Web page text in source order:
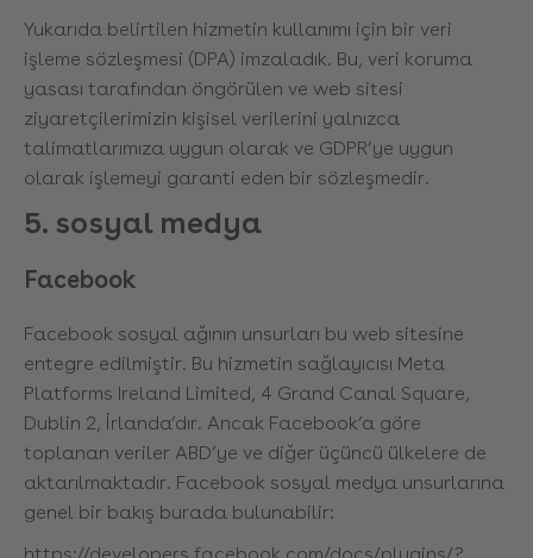
Yukarıda belirtilen hizmetin kullanımı için bir veri
işleme sözleşmesi (DPA) imzaladık. Bu, veri koruma
yasası tarafından öngörülen ve web sitesi
ziyaretçilerimizin kişisel verilerini yalnızca
talimatlarımıza uygun olarak ve GDPR’ye uygun
olarak işlemeyi garanti eden bir sözleşmedir.
5. sosyal medya
Facebook
Facebook sosyal ağının unsurları bu web sitesine
entegre edilmiştir. Bu hizmetin sağlayıcısı Meta
Platforms Ireland Limited, 4 Grand Canal Square,
Dublin 2, İrlanda’dır. Ancak Facebook’a göre
toplanan veriler ABD’ye ve diğer üçüncü ülkelere de
aktarılmaktadır. Facebook sosyal medya unsurlarına
genel bir bakış burada bulunabilir: